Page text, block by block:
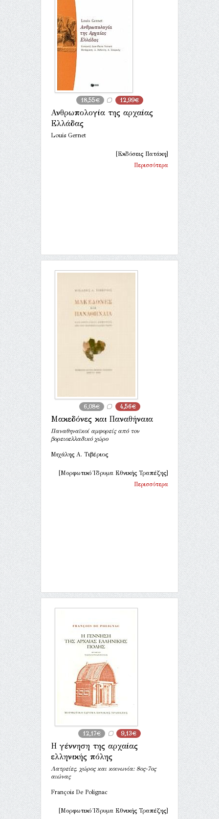
18,55€ 12,99€
Ανθρωπολογία της αρχαίας
Ελλάδας
Louis Gernet
[Εκδόσεις Πατάκη]
Περισσότερα
6,08€ 4,56€
Μακεδόνες και Παναθήναια
Παναθηναϊκοί αμφορείς από τον
βορειοελλαδικό χώρο
Μιχάλης Α. Τιβέριος
[Μορφωτικό Ίδρυμα Εθνικής Τραπέζης]
Περισσότερα
12,17€ 9,13€
Η γέννηση της αρχαίας
ελληνικής πόλης
Λατρείες, χώρος και κοινωνία: 8ος-7ος
αιώνας
François De Polignac
[Μορφωτικό Ίδρυμα Εθνικής Τραπέζης]